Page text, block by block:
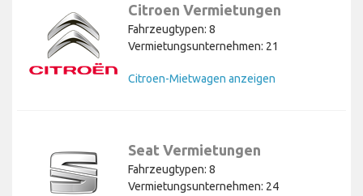
Citroen Vermietungen
Fahrzeugtypen: 8
Vermietungsunternehmen: 21
Citroen-Mietwagen anzeigen
Seat Vermietungen
Fahrzeugtypen: 8
Vermietungsunternehmen: 24